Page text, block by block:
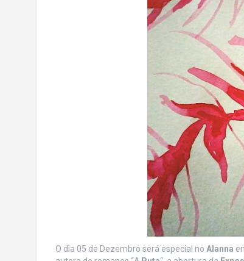
O dia 05 de Dezembro será especial no Alanna